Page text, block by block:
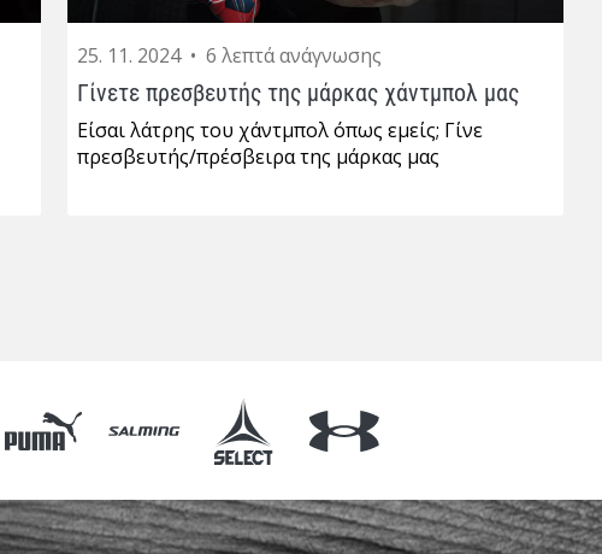
25. 11. 2024 • 6 λεπτά ανάγνωσης
Γίνετε πρεσβευτής της μάρκας χάντμπολ μας
Είσαι λάτρης του χάντμπολ όπως εμείς; Γίνε
πρεσβευτής/πρέσβειρα της μάρκας μας